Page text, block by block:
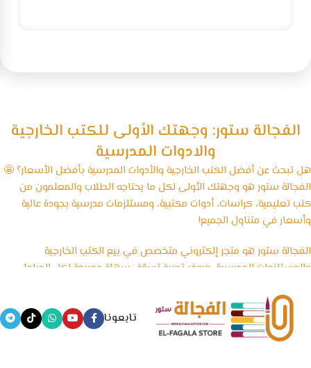
الفجالة ستور: وجهتك الأولى للكتب الخارجية
والادوات المدرسية
هل تبحث عن أفضل الكتب الخارجية والأدوات المدرسية بأفضل الأسعار؟ 🤩
الفجالة ستور هو وجهتك الأولى لكل ما يحتاجه الطلاب والمعلمون من
كتب تعليمية، كراسات، أدوات مكتبية، ومستلزمات مدرسية بجودة عالية
وأسعار في متناول الجميع!
الفجالة ستور هو متجر إلكتروني متخصص في بيع الكتب الخارجية
والمستلزمات المدرسية، ويوفر تجربة تسوّق سهلة ومريحة لكل المراحل
الأدوات المكتبية والكشاكيل.
نسعى في الفجالة ستور إلى تقديم منتجات تعليمية موثوقة ومصادر
تابعونا